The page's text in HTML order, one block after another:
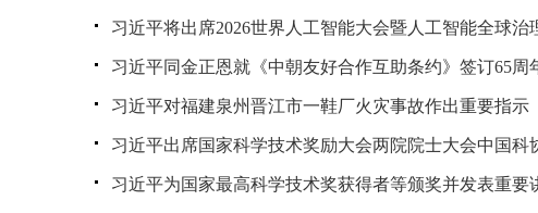
习近平将出席2026世界人工智能大会暨人工智能全球
习近平同金正恩就《中朝友好合作互助条约》签订65周
习近平对福建泉州晋江市一鞋厂火灾事故作出重要指示
习近平出席国家科学技术奖励大会两院院士大会中国
习近平为国家最高科学技术奖获得者等颁奖并发表重要